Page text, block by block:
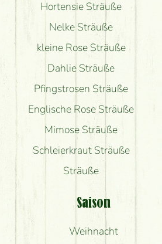
Hortensie Sträuße
Nelke Sträuße
kleine Rose Sträuße
Dahlie Sträuße
Pfingstrosen Sträuße
Englische Rose Sträuße
Mimose Sträuße
Schleierkraut Sträuße
Sträuße
Saison
Weihnacht